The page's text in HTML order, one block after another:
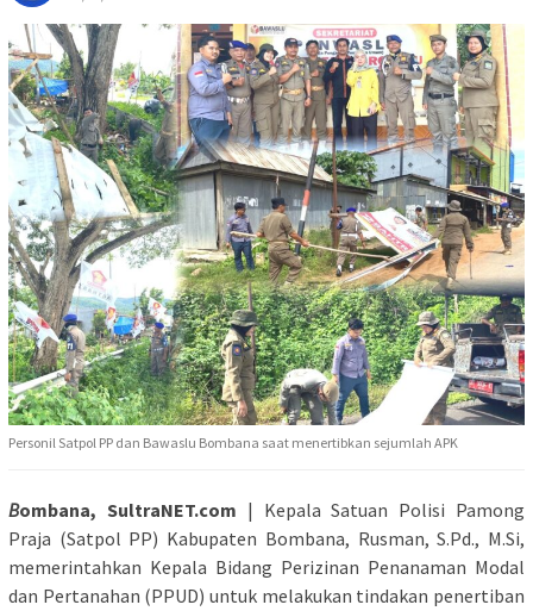
Personil Satpol PP dan Bawaslu Bombana saat menertibkan sejumlah APK
Bombana, SultraNET.com | Kepala Satuan Polisi Pamong
Praja (Satpol PP) Kabupaten Bombana, Rusman, S.Pd., M.Si,
memerintahkan Kepala Bidang Perizinan Penanaman Modal
dan Pertanahan (PPUD) untuk melakukan tindakan penertiban